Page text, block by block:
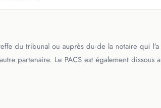
du tribunal ou auprès du·de la notaire qui
partenaire. Le PACS est également dissous